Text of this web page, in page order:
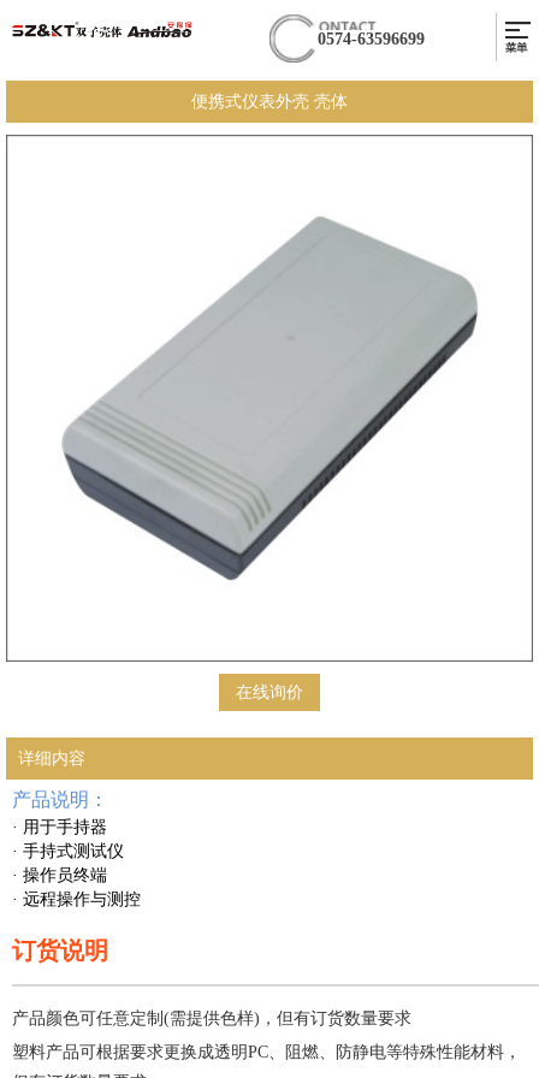
0574-63596699
便携式仪表外壳 壳体
在线询价
详细内容
产品说明：
· 用于手持器
· 手持式测试仪
· 操作员终端
· 远程操作与测控
订货说明
产品颜色可任意定制(需提供色样)，但有订货数量要求
塑料产品可根据要求更换成透明PC、阻燃、防静电等特殊性能材料，